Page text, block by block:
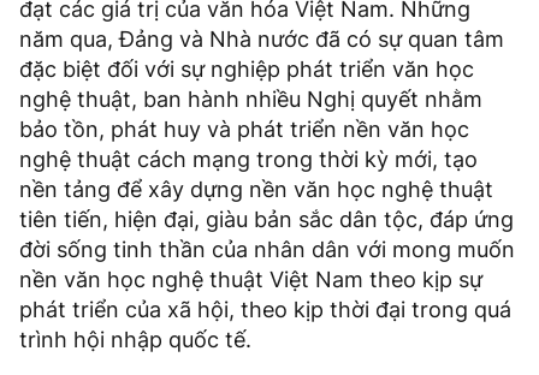
đạt các giá trị của văn hóa Việt Nam. Những
năm qua, Đảng và Nhà nước đã có sự quan tâm
đặc biệt đối với sự nghiệp phát triển văn học
nghệ thuật, ban hành nhiều Nghị quyết nhằm
bảo tồn, phát huy và phát triển nền văn học
nghệ thuật cách mạng trong thời kỳ mới, tạo
nền tảng để xây dựng nền văn học nghệ thuật
tiên tiến, hiện đại, giàu bản sắc dân tộc, đáp ứng
đời sống tinh thần của nhân dân với mong muốn
nền văn học nghệ thuật Việt Nam theo kịp sự
phát triển của xã hội, theo kịp thời đại trong quá
trình hội nhập quốc tế.